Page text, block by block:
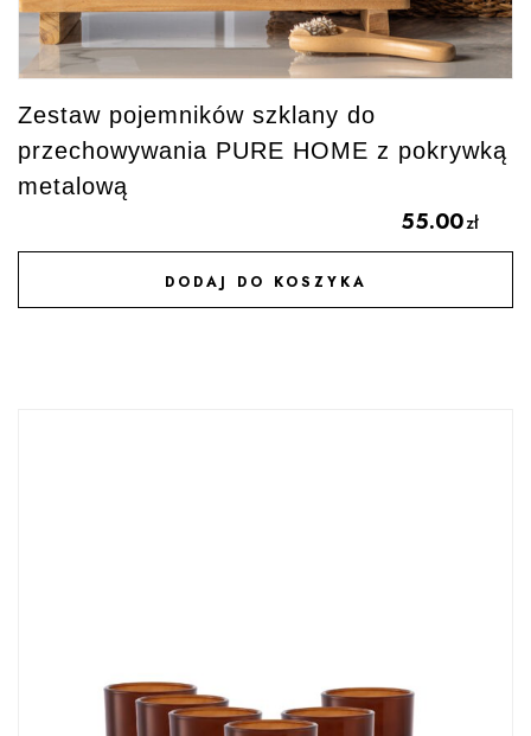
Zestaw pojemników szklany do
przechowywania PURE HOME z pokrywką
metalową
55.00zł
DODAJ DO KOSZYKA
DODAJ DO ULUBIONYCH